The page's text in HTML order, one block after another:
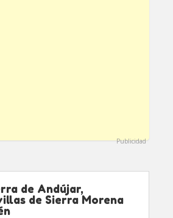
Publicidad
de Andújar,
de Sierra Morena